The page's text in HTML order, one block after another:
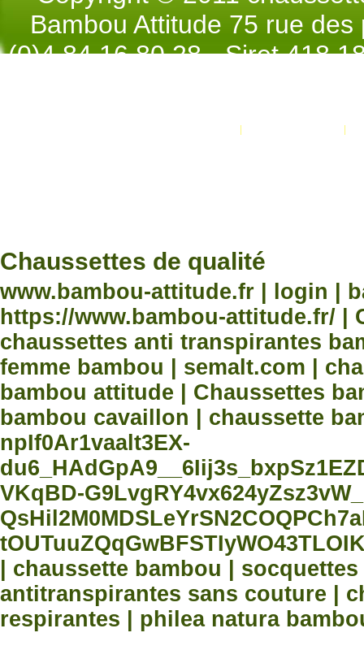
Bambou Attitude 75 rue
(0)4.84.16.80.28 - Siret 418
Chaussettes de qualité
www.bambou-attitude.fr | login |
https://www.bambou-attitude.fr/ |
chaussettes anti transpirantes
femme bambou | semalt.com |
bambou attitude | Chaussettes
bambou cavaillon | chaussette
npIf0Ar1vaalt3EX-
VKqBD-
| chaussette bambou |
antitranspirantes sans couture |
respirantes | philea natura